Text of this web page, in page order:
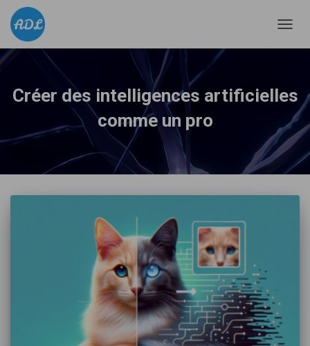
LA
Créer des intelligences artificielles
comme un pro